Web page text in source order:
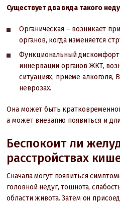
Существует два вида такого
Органическая – возникает
органов, когда изменяется
Функциональный
иннервации органов ЖКТ,
ситуациях, приеме алкоголя,
неврозах.
Она может быть
а может внезапно появиться и
Беспокоит ли
расстройствах
Сначала могут появиться
головной недуг, тошнота,
области живота. Затем он